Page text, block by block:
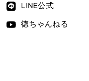
LINE公式
徳ちゃんねる